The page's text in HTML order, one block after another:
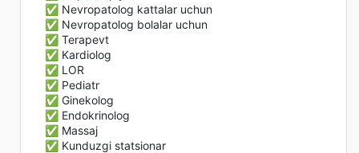
✅ Nevropatolog kattalar uchun
✅ Nevropatolog bolalar uchun
✅ Terapevt
✅ Kardiolog
✅ LOR
✅ Pediatr
✅ Ginekolog
✅ Endokrinolog
✅ Massaj
✅ Kunduzgi statsionar